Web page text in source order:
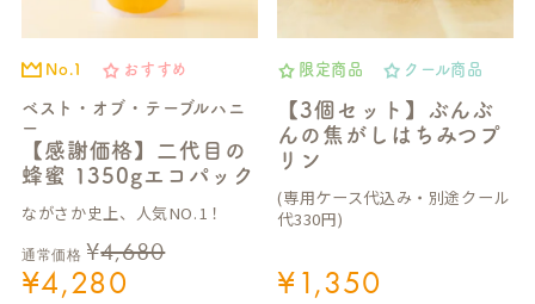
No.1 おすすめ
ベスト・オブ・テーブルハニ
ー
【感謝価格】二代目の
蜂蜜 1350gエコパック
ながさか史上、人気NO.1！
通常価格 ¥4,680
¥4,280
限定商品 クール商品
【3個セット】ぶんぶ
んの焦がしはちみつプ
リン
(専用ケース代込み・別途クール
代330円)
¥1,350